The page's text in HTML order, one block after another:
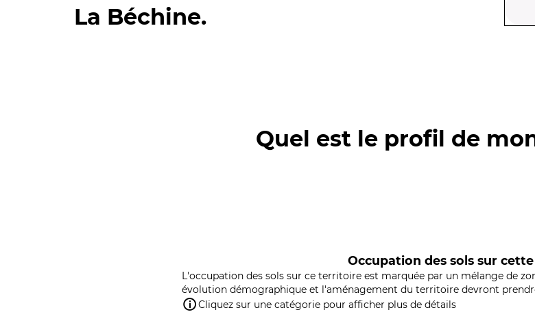
La Béchine.
Quel est le profil de
Occupation des sols sur
L'occupation des sols sur ce territoire est marquée par un mélange de
évolution démographique et l'aménagement du territoire devront
Cliquez sur une catégorie pour afficher plus de détails